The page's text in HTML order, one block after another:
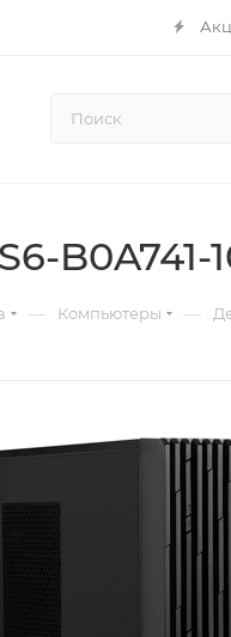
B0A741-
— Компьютеры —